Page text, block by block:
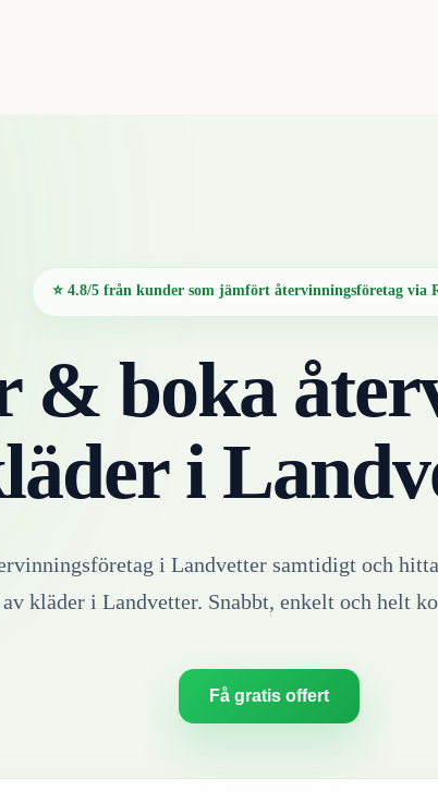
⭐ 4.8/5 från kunder som jämfört återvinningsföretag via
& boka
i
i Landvetter samtidigt och
av kläderi Landvetter. Snabbt, enkelt och helt
Få gratis offert